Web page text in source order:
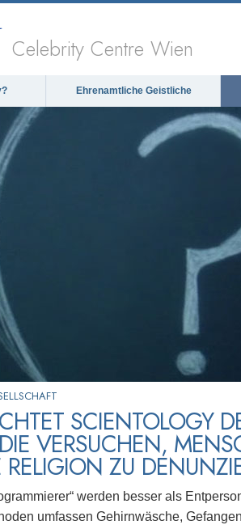
Celebrity Centre Wien
Ehrenamtliche Geistliche
SCIENTOLOGY
VERSUCHEN,
RELIGION ZU
werden besser als
umfassen Gehirnwäsche,